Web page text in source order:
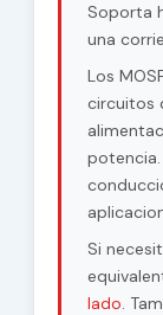
Soporta
una
Los
circuitos
Si
lado.